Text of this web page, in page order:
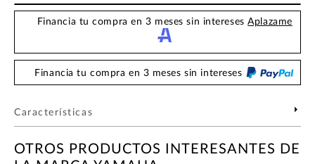
Financia tu compra en 3 meses sin interesesAplazame
Financia tu compra en 3 meses sin intereses
Características
OTROS PRODUCTOS INTERESANTES DE